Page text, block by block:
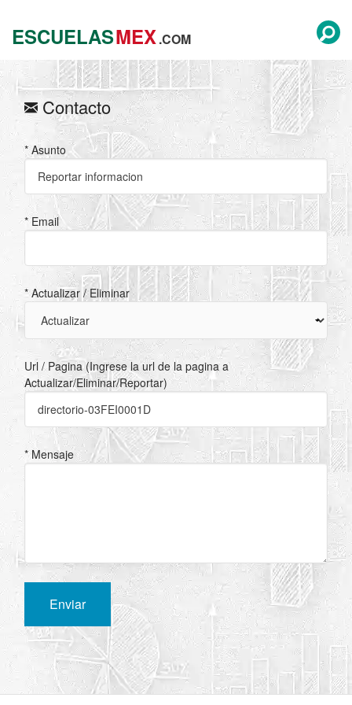
ESCUELASMEX.COM
Contacto
* Asunto
* Email
* Actualizar / Eliminar
Url / Pagina (Ingrese la url de la pagina a
Actualizar/Eliminar/Reportar)
* Mensaje
Enviar